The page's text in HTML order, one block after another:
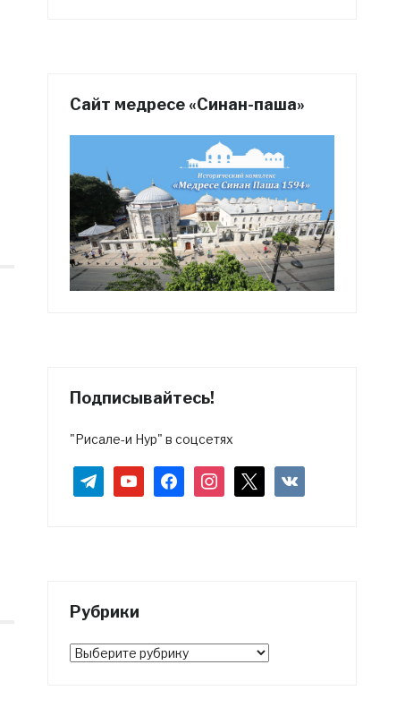
Сайт медресе «Синан-паша»
Подписывайтесь!
"Рисале-и Нур" в соцсетях
telegramyoutubefacebookinstagram vkontakte
Рубрики
Рубрики